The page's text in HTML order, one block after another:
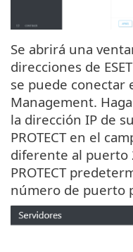
Se abrirá una
direcciones de
se puede conectar
Management.
la dirección IP de
PROTECT en el
diferente al puerto
PROTECT
número de puerto